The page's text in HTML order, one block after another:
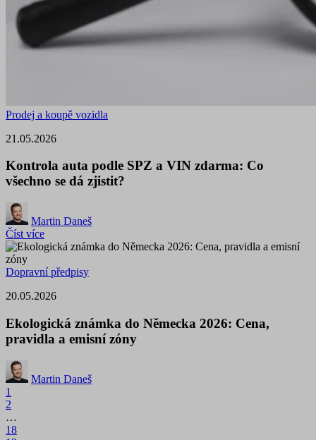
Prodej a koupě vozidla
21.05.2026
Kontrola auta podle SPZ a VIN zdarma: Co
všechno se dá zjistit?
Martin Daneš
Číst více
Dopravní předpisy
20.05.2026
Ekologická známka do Německa 2026: Cena,
pravidla a emisní zóny
Martin Daneš
1
2
…
18